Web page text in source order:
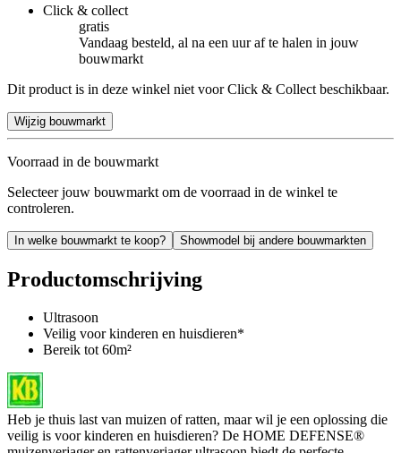
Click & collect
gratis
Vandaag besteld, al na een uur af te halen in jouw
bouwmarkt
Dit product is in deze winkel niet voor Click & Collect beschikbaar.
Wijzig bouwmarkt
Voorraad in de bouwmarkt
Selecteer jouw bouwmarkt om de voorraad in de winkel te
controleren.
In welke bouwmarkt te koop? Showmodel bij andere bouwmarkten
Productomschrijving
Ultrasoon
Veilig voor kinderen en huisdieren*
Bereik tot 60m²
Heb je thuis last van muizen of ratten, maar wil je een oplossing die
veilig is voor kinderen en huisdieren? De HOME DEFENSE®